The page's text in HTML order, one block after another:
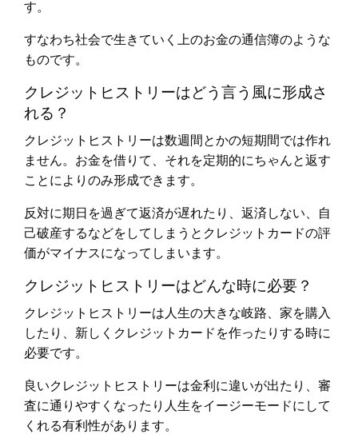
す。
すなわち社会で生きていく上のお金の通信簿のような
ものです。
クレジットヒストリーはどう言う風に形成さ
れる？
クレジットヒストリーは数週間とかの短期間では作れ
ません。お金を借りて、それを定期的にちゃんと返す
ことによりのみ形成できます。
反対に期日を過ぎて返済が遅れたり、返済しない、自
己破産するなどをしてしまうとクレジットカードの評
価がマイナスになってしまいます。
クレジットヒストリーはどんな時に必要？
クレジットヒストリーは人生の大きな岐路、家を購入
したり、新しくクレジットカードを作ったりする時に
必要です。
良いクレジットヒストリーは金利に違いが出たり、審
査に通りやすくなったり人生をイージーモードにして
くれる有利性があります。